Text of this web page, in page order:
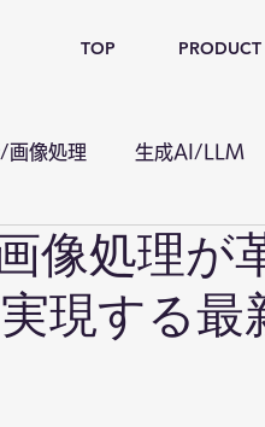
TOP PRODUCT
画像処理 生成AI/LLM
像処理が
現する最